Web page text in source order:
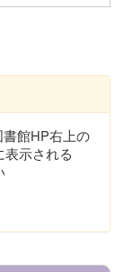
館HP右上の
表示される